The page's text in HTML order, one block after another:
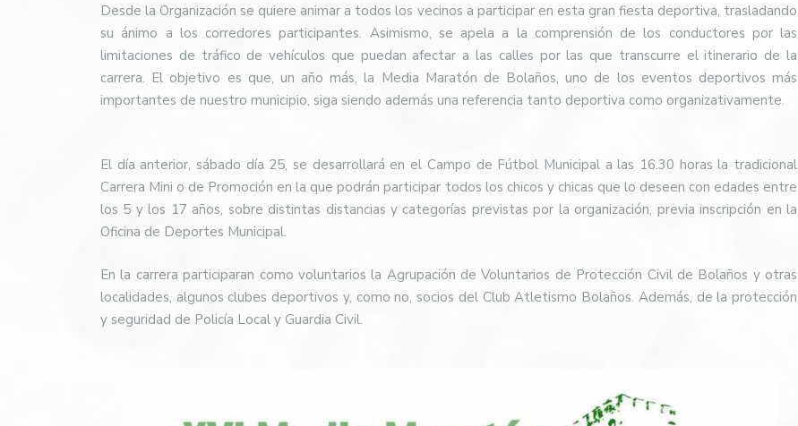
Desde la Organización se quiere animar a todos los vecinos a participar en esta gran fiesta deportiva, trasladando
su ánimo a los corredores participantes. Asimismo, se apela a la comprensión de los conductores por las
limitaciones de tráfico de vehículos que puedan afectar a las calles por las que transcurre el itinerario de la
carrera. El objetivo es que, un año más, la Media Maratón de Bolaños, uno de los eventos deportivos más
importantes de nuestro municipio, siga siendo además una referencia tanto deportiva como organizativamente.
El día anterior, sábado día 25, se desarrollará en el Campo de Fútbol Municipal a las 16.30 horas la tradicional
Carrera Mini o de Promoción en la que podrán participar todos los chicos y chicas que lo deseen con edades entre
los 5 y los 17 años, sobre distintas distancias y categorías previstas por la organización, previa inscripción en la
Oficina de Deportes Municipal.
En la carrera participaran como voluntarios la Agrupación de Voluntarios de Protección Civil de Bolaños y otras
localidades, algunos clubes deportivos y, como no, socios del Club Atletismo Bolaños. Además, de la protección
y seguridad de Policía Local y Guardia Civil.